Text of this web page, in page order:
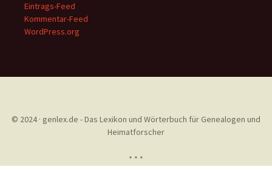
Eintrags-Feed
Kommentar-Feed
WordPress.org
© 2024 · genlex.de - Das Lexikon und Wörterbuch für Genealogen und
Heimatforscher
* * *